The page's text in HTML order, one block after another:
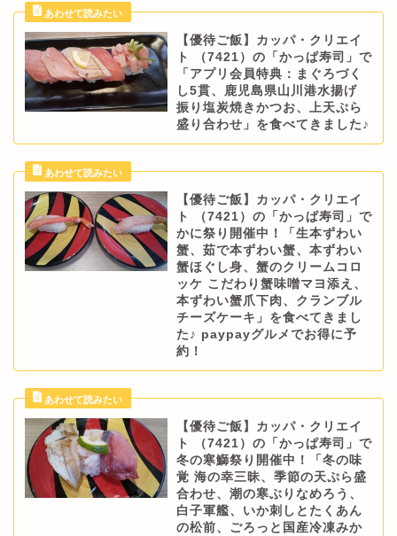
【優待ご飯】カッパ・クリエイ
ト （7421）の「かっぱ寿司」で
「アプリ会員特典：まぐろづく
し5貫、鹿児島県山川港水揚げ
振り塩炭焼きかつお、上天ぷら
盛り合わせ」を食べてきました♪
【優待ご飯】カッパ・クリエイ
ト （7421）の「かっぱ寿司」で
かに祭り開催中！「生本ずわい
蟹、茹で本ずわい蟹、本ずわい
蟹ほぐし身、蟹のクリームコロ
ッケ こだわり蟹味噌マヨ添え、
本ずわい蟹爪下肉、クランブル
チーズケーキ」を食べてきまし
た♪ paypayグルメでお得に予
約！
【優待ご飯】カッパ・クリエイ
ト （7421）の「かっぱ寿司」で
冬の寒鰤祭り開催中！「冬の味
覚 海の幸三昧、季節の天ぷら盛
合わせ、潮の寒ぶりなめろう、
白子軍艦、いか刺しとたくあん
の松前、ごろっと国産冷凍みか